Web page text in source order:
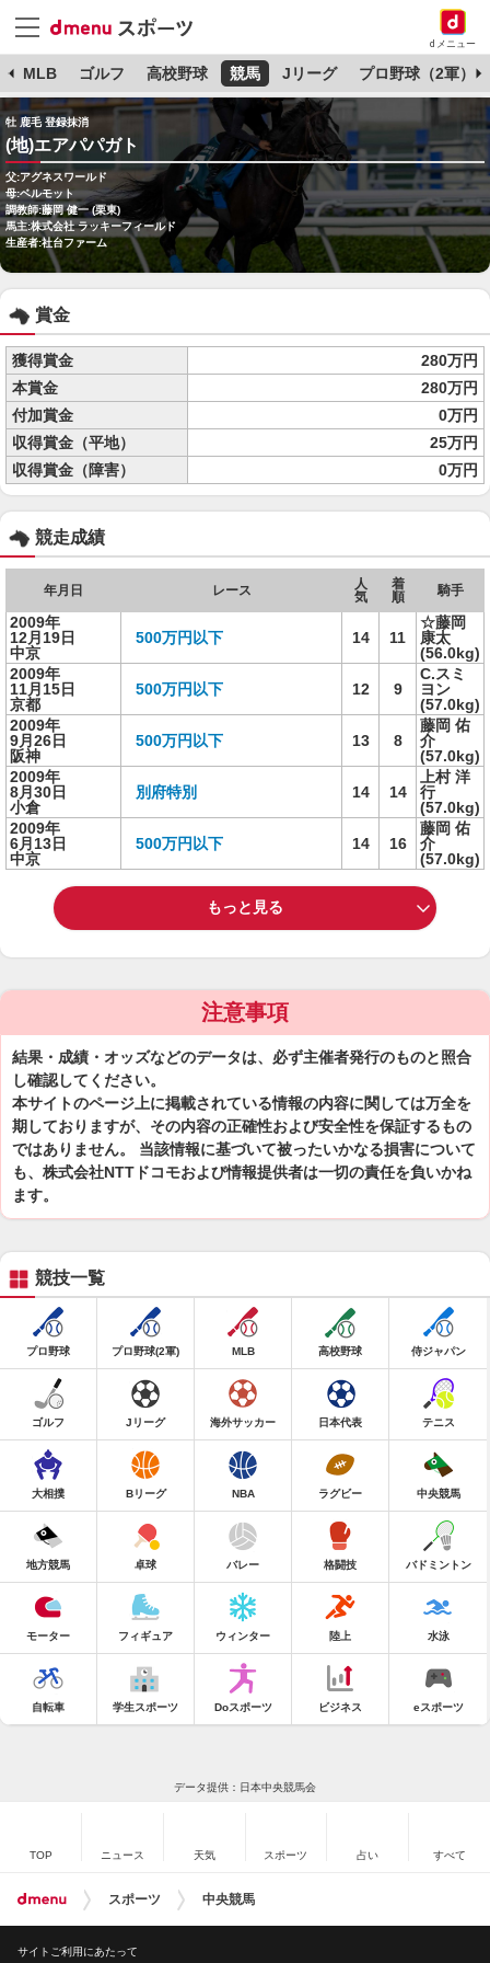
dメニュー
MLB ゴルフ 高校野球 競馬 Jリーグ プロ野球（2軍）
牡 鹿毛 登録抹消
(地)エアパパガト
父:アグネスワールド
母:ベルモット
調教師:藤岡 健一 (栗東)
馬主:株式会社 ラッキーフィールド
生産者:社台ファーム
賞金
獲得賞金
280万円
本賞金
280万円
付加賞金
0万円
収得賞金（平地）
25万円
収得賞金（障害）
0万円
競走成績
年月日 レース
人
気
着
順
騎手
2009年
12月19日
中京
500万円以下 14 11
☆藤岡
康太
(56.0kg)
2009年
11月15日
京都
500万円以下 12 9
C.スミ
ヨン
(57.0kg)
2009年
9月26日
阪神
500万円以下 13 8
藤岡 佑
介
(57.0kg)
2009年
8月30日
小倉
別府特別 14 14
上村 洋
行
(57.0kg)
2009年
6月13日
中京
500万円以下 14 16
藤岡 佑
介
(57.0kg)
もっと見る
注意事項
結果・成績・オッズなどのデータは、必ず主催者発行のものと照合
し確認してください。
本サイトのページ上に掲載されている情報の内容に関しては万全を
期しておりますが、その内容の正確性および安全性を保証するもの
ではありません。 当該情報に基づいて被ったいかなる損害について
も、株式会社NTTドコモおよび情報提供者は一切の責任を負いかね
ます。
競技一覧
プロ野球 プロ野球(2軍) MLB 高校野球 侍ジャパン
ゴルフ Jリーグ 海外サッカー 日本代表 テニス
大相撲 Bリーグ NBA ラグビー 中央競馬
地方競馬 卓球 バレー 格闘技 バドミントン
モーター フィギュア ウィンター 陸上 水泳
自転車 学生スポーツ Doスポーツ ビジネス eスポーツ
データ提供：日本中央競馬会
TOP ニュース 天気 スポーツ 占い すべて
スポーツ 中央競馬
サイトご利用にあたって